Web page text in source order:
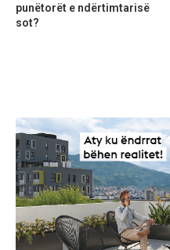
punëtorët e ndërtimtarisë
sot?